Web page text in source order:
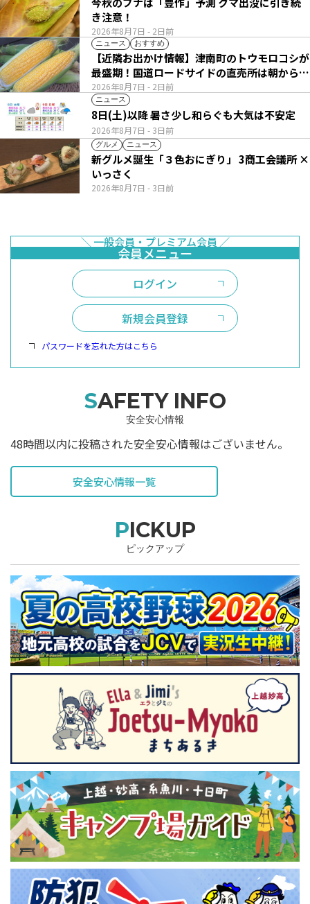
2026年8月7日 - 2日前
き注意！
ニュース おすすめ
2026年8月7日 - 2日前
【近隣お出かけ情報】津南町のトウモロコシが
最盛期！国道ロードサイドの直売所は朝から長
い列
ニュース
2026年8月7日 - 3日前
8日(土)以降 暑さ少し和らぐも大気は不安定
グルメ ニュース
2026年8月7日 - 3日前
新グルメ誕生「３色おにぎり」 3商工会議所 ×
いっさく
ログイン
新規会員登録
パスワードを忘れた方はこちら
SAFETY INFO
安全安心情報
48時間以内に投稿された安全安心情報はございません。
安全安心情報一覧
PICKUP
ピックアップ